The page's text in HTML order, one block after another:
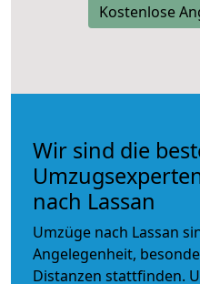
Kostenlose
Wir sind die
nach Lassan
Umzüge nach Lassan
Angelegenheit,
Distanzen stattfinden.